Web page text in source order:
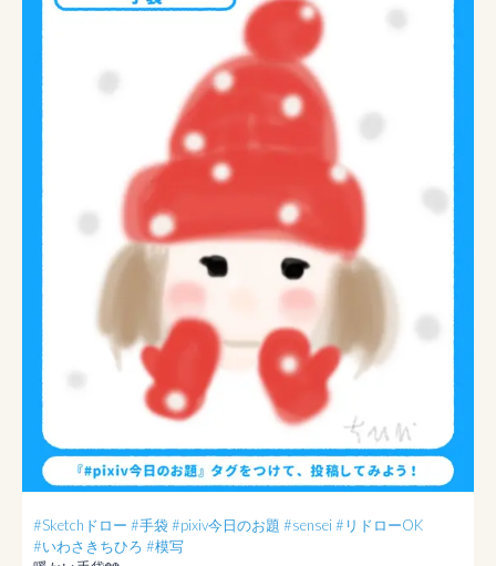
#Sketchドロー #手袋#pixiv今日のお題 #sensei #リドローOK
#いわさきちひろ #模写